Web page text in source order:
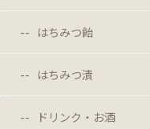
はちみつ飴
はちみつ漬
ドリンク・お酒